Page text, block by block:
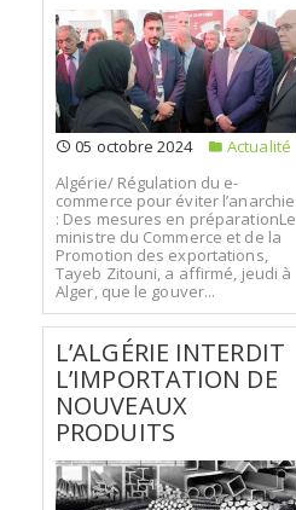
05 octobre 2024
Actualité
Algérie/ Régulation du e-
commerce pour éviter l’anarchie
: Des mesures en préparationLe
ministre du Commerce et de la
Promotion des exportations,
Tayeb Zitouni, a affirmé, jeudi à
Alger, que le gouver...
L’ALGÉRIE INTERDIT
L’IMPORTATION DE
NOUVEAUX
PRODUITS